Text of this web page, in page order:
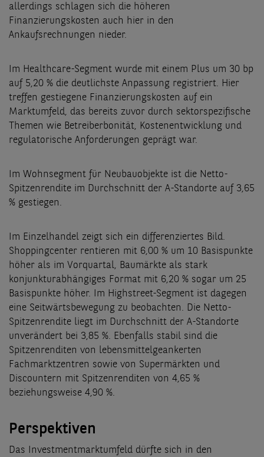
allerdings schlagen sich die höheren
Finanzierungskosten auch hier in den
Ankaufsrechnungen nieder.
Im Healthcare-Segment wurde mit einem Plus um 30 bp
auf 5,20 % die deutlichste Anpassung registriert. Hier
treffen gestiegene Finanzierungskosten auf ein
Marktumfeld, das bereits zuvor durch sektorspezifische
Themen wie Betreiberbonität, Kostenentwicklung und
regulatorische Anforderungen geprägt war.
Im Wohnsegment für Neubauobjekte ist die Netto-
Spitzenrendite im Durchschnitt der A-Standorte auf 3,65
% gestiegen.
Im Einzelhandel zeigt sich ein differenziertes Bild.
Shoppingcenter rentieren mit 6,00 % um 10 Basispunkte
höher als im Vorquartal, Baumärkte als stark
konjunkturabhängiges Format mit 6,20 % sogar um 25
Basispunkte höher. Im Highstreet-Segment ist dagegen
eine Seitwärtsbewegung zu beobachten. Die Netto-
Spitzenrendite liegt im Durchschnitt der A-Standorte
unverändert bei 3,85 %. Ebenfalls stabil sind die
Spitzenrenditen von lebensmittelgeankerten
Fachmarktzentren sowie von Supermärkten und
Discountern mit Spitzenrenditen von 4,65 %
beziehungsweise 4,90 %.
Perspektiven
Das Investmentmarktumfeld dürfte sich in den